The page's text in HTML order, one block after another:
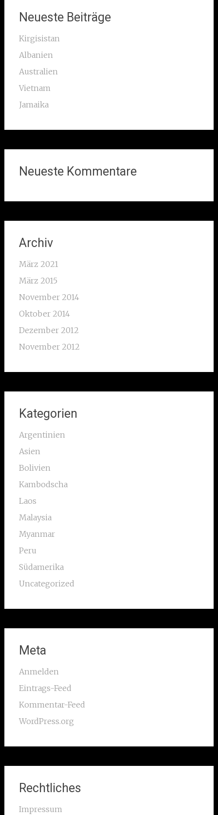
Neueste Beiträge
Kirgisistan
Albanien
Australien
Vietnam
Jamaika
Neueste Kommentare
Archiv
März 2021
März 2015
November 2014
Oktober 2014
Dezember 2012
November 2012
Kategorien
Argentinien
Asien
Bolivien
Kambodscha
Laos
Malaysia
Myanmar
Peru
Südamerika
Uncategorized
Meta
Anmelden
Eintrags-Feed
Kommentar-Feed
WordPress.org
Rechtliches
Impressum